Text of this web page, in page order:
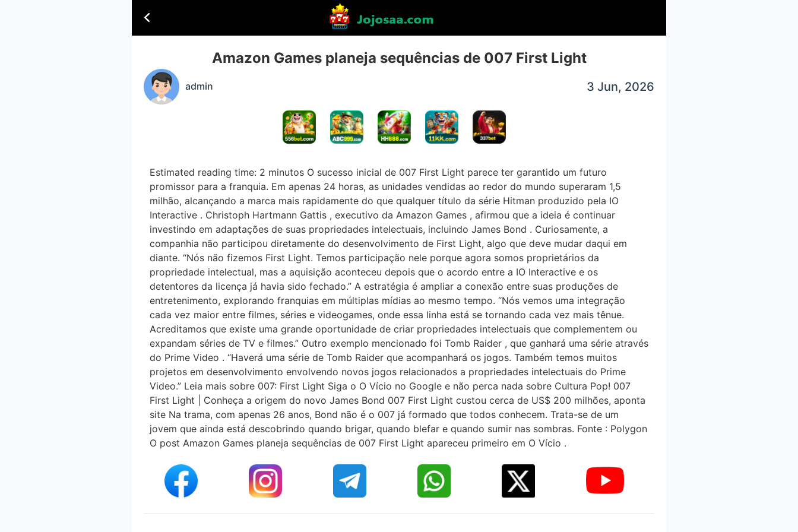
Amazon Games planeja sequências de 007 First Light
admin 3 Jun, 2026
Estimated reading time: 2 minutos O sucesso inicial de 007 First Light parece ter garantido um futuro
promissor para a franquia. Em apenas 24 horas, as unidades vendidas ao redor do mundo superaram 1,5
milhão, alcançando a marca mais rapidamente do que qualquer título da série Hitman produzido pela IO
Interactive . Christoph Hartmann Gattis , executivo da Amazon Games , afirmou que a ideia é continuar
investindo em adaptações de suas propriedades intelectuais, incluindo James Bond . Curiosamente, a
companhia não participou diretamente do desenvolvimento de First Light, algo que deve mudar daqui em
diante. “Nós não fizemos First Light. Temos participação nele porque agora somos proprietários da
propriedade intelectual, mas a aquisição aconteceu depois que o acordo entre a IO Interactive e os
detentores da licença já havia sido fechado.” A estratégia é ampliar a conexão entre suas produções de
entretenimento, explorando franquias em múltiplas mídias ao mesmo tempo. “Nós vemos uma integração
cada vez maior entre filmes, séries e videogames, onde essa linha está se tornando cada vez mais tênue.
Acreditamos que existe uma grande oportunidade de criar propriedades intelectuais que complementem ou
expandam séries de TV e filmes.” Outro exemplo mencionado foi Tomb Raider , que ganhará uma série através
do Prime Video . “Haverá uma série de Tomb Raider que acompanhará os jogos. Também temos muitos
projetos em desenvolvimento envolvendo novos jogos relacionados a propriedades intelectuais do Prime
Video.” Leia mais sobre 007: First Light Siga o O Vício no Google e não perca nada sobre Cultura Pop! 007
First Light | Conheça a origem do novo James Bond 007 First Light custou cerca de US$ 200 milhões, aponta
site Na trama, com apenas 26 anos, Bond não é o 007 já formado que todos conhecem. Trata-se de um
jovem que ainda está descobrindo quando brigar, quando blefar e quando sumir nas sombras. Fonte : Polygon
O post Amazon Games planeja sequências de 007 First Light apareceu primeiro em O Vício .